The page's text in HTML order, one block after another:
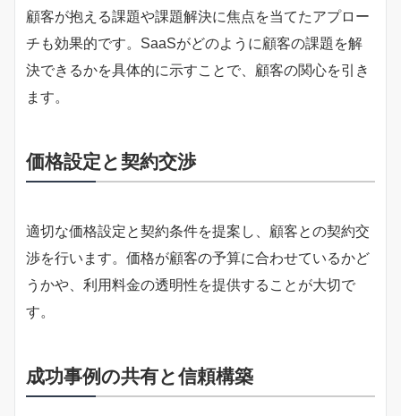
顧客が抱える課題や課題解決に焦点を当てたアプロー
チも効果的です。SaaSがどのように顧客の課題を解
決できるかを具体的に示すことで、顧客の関心を引き
ます。
価格設定と契約交渉
適切な価格設定と契約条件を提案し、顧客との契約交
渉を行います。価格が顧客の予算に合わせているかど
うかや、利用料金の透明性を提供することが大切で
す。
成功事例の共有と信頼構築